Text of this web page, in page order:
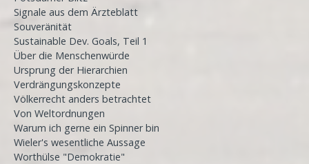
Signale aus dem Ärzteblatt
Souveränität
Sustainable Dev. Goals, Teil 1
Über die Menschenwürde
Ursprung der Hierarchien
Verdrängungskonzepte
Völkerrecht anders betrachtet
Von Weltordnungen
Warum ich gerne ein Spinner bin
Wieler's wesentliche Aussage
Worthülse "Demokratie"